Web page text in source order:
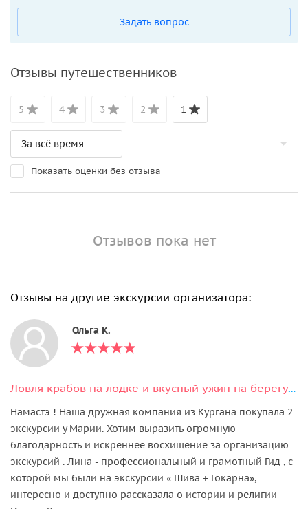
Задать вопрос
Отзывы путешественников
5 4 3 2 1
Показать оценки без отзыва
Отзывов пока нет
Отзывы на другие экскурсии организатора:
Ольга К.
Ловля крабов на лодке и вкусный ужин на берегу океана
Намастэ ! Наша дружная компания из Кургана покупала 2
экскурсии у Марии. Хотим выразить огромную
благодарность и искреннее восхищение за организацию
экскурсий . Лина - профессиональный и грамотный Гид , с
которой мы были на экскурсии « Шива + Гокарна»,
интересно и доступно рассказала о истории и религии